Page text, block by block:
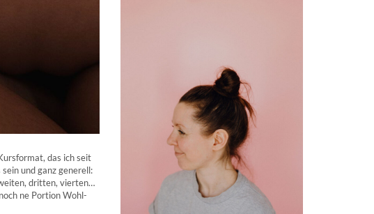
das ich seit
und ganz generell:
dritten, vierten…
ne Portion Wohl-